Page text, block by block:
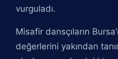
vurguladı.
Misafir dansçıların
değerlerini yakından